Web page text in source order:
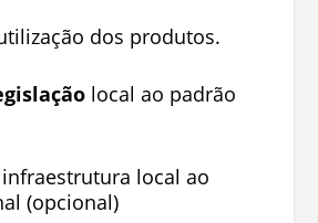
dos produtos.
local ao padrão
local ao
(opcional)